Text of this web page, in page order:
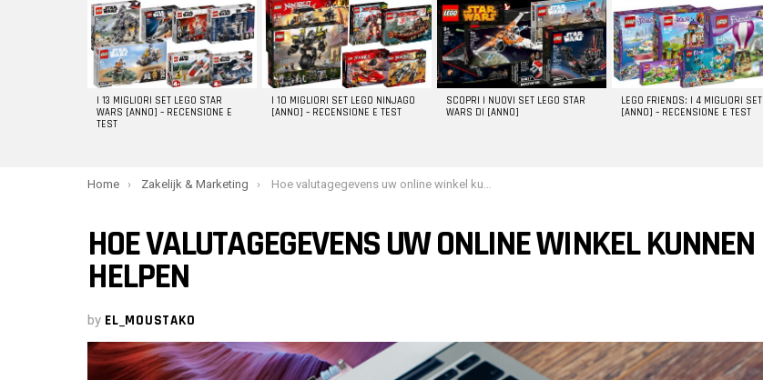
LATEST
STORIES
I 13 MIGLIORI SET LEGO STAR
WARS [ANNO] – RECENSIONE E
TEST
I 10 MIGLIORI SET LEGO NINJAGO
[ANNO] – RECENSIONE E TEST
SCOPRI I NUOVI SET LEGO STAR
WARS DI [ANNO]
LEGO FRIENDS: I 4 MIGLIORI SET
[ANNO] – RECENSIONE E TEST
You are here:
Home Zakelijk & Marketing Hoe valutagegevens uw online winkel kunnen helpen
HOE VALUTAGEGEVENS UW ONLINE WINKEL KUNNEN
HELPEN
by EL_MOUSTAKO